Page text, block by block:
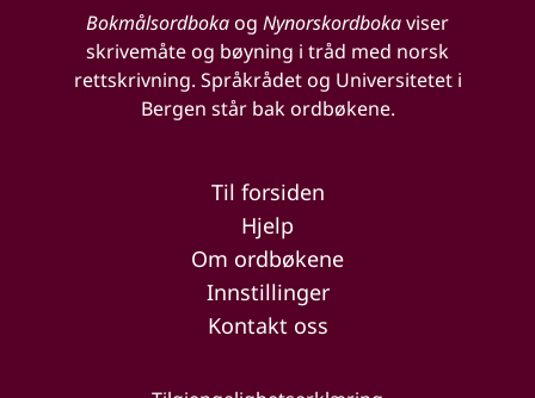
Bokmålsordbokaog Nynorskordbokaviser
skrivemåte og bøyning i tråd med norsk
rettskrivning. Språkrådet og Universitetet i
Bergen står bak ordbøkene.
Til forsiden
Hjelp
Om ordbøkene
Innstillinger
Kontakt oss